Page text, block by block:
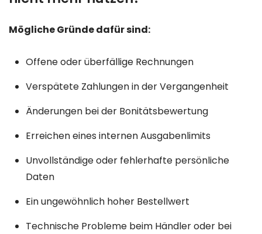
Mögliche Gründe dafür sind:
Offene oder überfällige Rechnungen
Verspätete Zahlungen in der Vergangenheit
Änderungen bei der Bonitätsbewertung
Erreichen eines internen Ausgabenlimits
Unvollständige oder fehlerhafte persönliche
Daten
Ein ungewöhnlich hoher Bestellwert
Technische Probleme beim Händler oder bei